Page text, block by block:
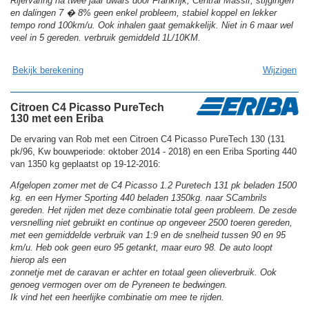
en dalingen 7 � 8% geen enkel probleem, stabiel koppel en lekker
tempo rond 100km/u. Ook inhalen gaat gemakkelijk. Niet in 6 maar wel
veel in 5 gereden. verbruik gemiddeld 1L/10KM.
Bekijk berekening Wijzigen
Citroen C4 Picasso PureTech
130 met een Eriba
De ervaring van Rob met een Citroen C4 Picasso PureTech 130 (131
pk/96, Kw bouwperiode: oktober 2014 - 2018) en een Eriba Sporting 440
van 1350 kg geplaatst op 19-12-2016:
Afgelopen zomer met de C4 Picasso 1.2 Puretech 131 pk beladen 1500
kg. en een Hymer Sporting 440 beladen 1350kg. naar SCambrils
gereden. Het rijden met deze combinatie total geen probleem. De zesde
versnelling niet gebruikt en continue op ongeveer 2500 toeren gereden,
met een gemiddelde verbruik van 1:9 en de snelheid tussen 90 en 95
km/u. Heb ook geen euro 95 getankt, maar euro 98. De auto loopt
hierop als een
zonnetje met de caravan er achter en totaal geen olieverbruik. Ook
genoeg vermogen over om de Pyreneen te bedwingen.
Ik vind het een heerlijke combinatie om mee te rijden.